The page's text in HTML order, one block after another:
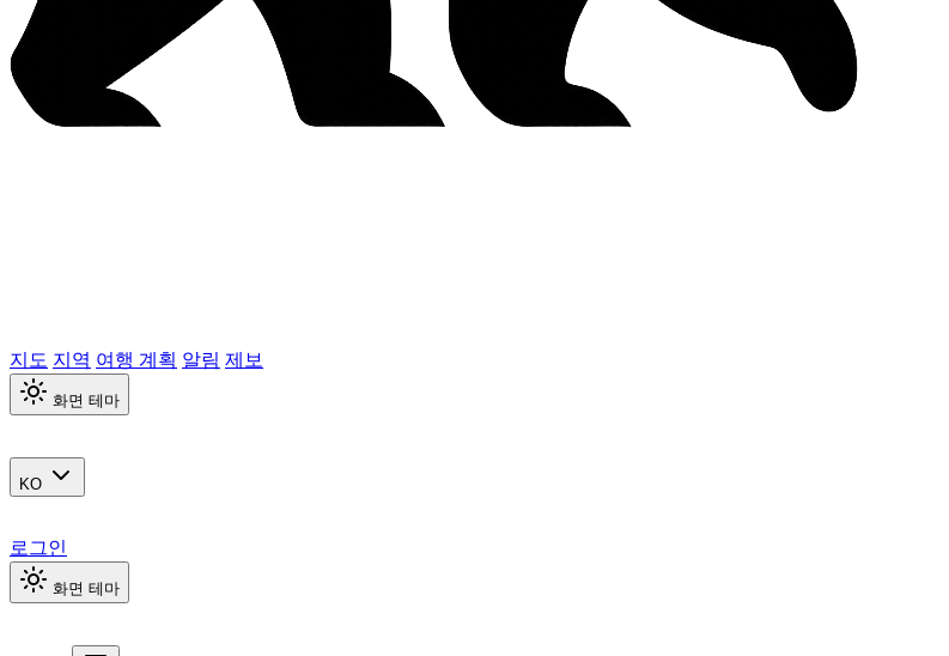
지도 지역 여행 계획 알림 제보
화면 테마
KO
로그인
화면 테마